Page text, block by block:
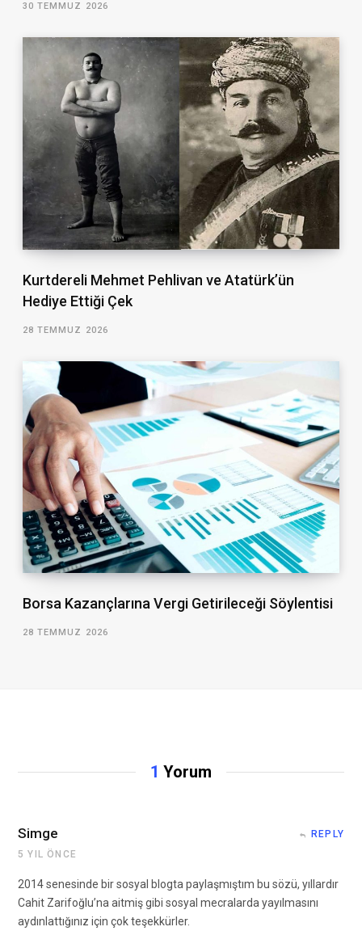
30 TEMMUZ 2026
Kurtdereli Mehmet Pehlivan ve Atatürk’ün
Hediye Ettiği Çek
28 TEMMUZ 2026
Borsa Kazançlarına Vergi Getirileceği Söylentisi
28 TEMMUZ 2026
1 Yorum
Simge
5 YIL ÖNCE
REPLY
2014 senesinde bir sosyal blogta paylaşmıştım bu sözü, yıllardır
Cahit Zarifoğlu’na aitmiş gibi sosyal mecralarda yayılmasını
aydınlattığınız için çok teşekkürler.